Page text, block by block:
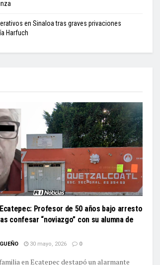
en Sinaloa tras graves privaciones
Harfuch
Profesor de 50 años bajo arresto
confesar “noviazgo” con su alumna de
30 mayo, 2026 0
en Ecatepec destapó un alarmante